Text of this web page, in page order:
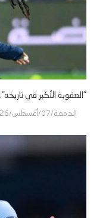
"العقوبة الأكبر في
الجمعة/07/أغسطس/2026 - 02:52 م